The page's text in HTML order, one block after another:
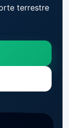
terrestre